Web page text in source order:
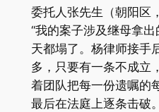
委托人张先生（朝阳区
“我的案子涉及继母拿
天都塌了。杨律师接手
多，只要有一条不成立
着团队把每一份遗嘱的
最后在法庭上逐条击破